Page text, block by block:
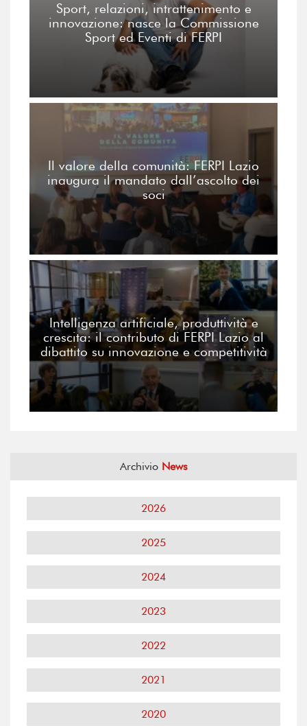
Sport, relazioni, intrattenimento e
innovazione: nasce la Commissione
Sport ed Eventi di FERPI
Il valore della comunità: FERPI Lazio
inaugura il mandato dall’ascolto dei
soci
Intelligenza artificiale, produttività e
crescita: il contributo di FERPI Lazio al
dibattito su innovazione e competitività
Archivio News
2026
2025
2024
2023
2022
2021
2020